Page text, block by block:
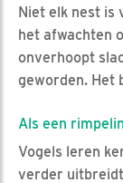
Niet elk nest is
het afwachten
onverhoopt
geworden. Het
Als een
Vogels leren
verder